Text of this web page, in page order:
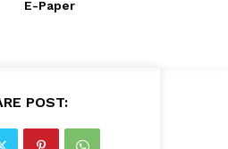
E-Paper
POST: